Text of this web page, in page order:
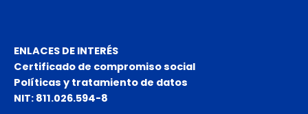
ENLACES DE INTERÉS
Certificado de compromiso social
Políticas y tratamiento de datos
NIT: 811.026.594-8